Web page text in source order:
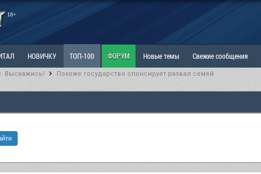
18+
НОВИЧКУ ТОП-100 ФОРУМ Новые темы Свежие сообщения
Ветка: Наболевшее. Выскажись! РАЗДЕЛ: Мы и Женщины
Выскажись! Похоже государство спонсирует развал семей